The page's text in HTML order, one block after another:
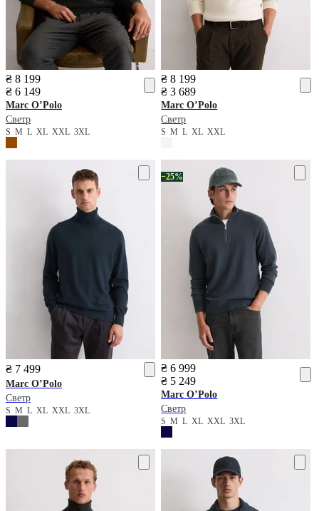
₴ 8 199
₴ 6 149
Marc O’Polo
Светр
S M L XL XXL 3XL
₴ 8 199
₴ 3 689
Marc O’Polo
Светр
SMLXLXXL
₴ 7 499
Marc O’Polo
Светр
S M L XL XXL 3XL
−25%
₴ 6 999
₴ 5 249
Marc O’Polo
Светр
SMLXLXXL3XL